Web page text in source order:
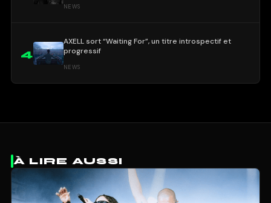
NEWS
4
AXELL sort “Waiting For”, un titre introspectif et
progressif
NEWS
À LIRE AUSSI